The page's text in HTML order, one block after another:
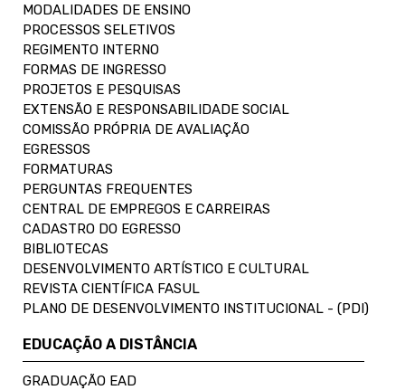
MODALIDADES DE ENSINO
PROCESSOS SELETIVOS
REGIMENTO INTERNO
FORMAS DE INGRESSO
PROJETOS E PESQUISAS
EXTENSÃO E RESPONSABILIDADE SOCIAL
COMISSÃO PRÓPRIA DE AVALIAÇÃO
EGRESSOS
FORMATURAS
PERGUNTAS FREQUENTES
CENTRAL DE EMPREGOS E CARREIRAS
CADASTRO DO EGRESSO
BIBLIOTECAS
DESENVOLVIMENTO ARTÍSTICO E CULTURAL
REVISTA CIENTÍFICA FASUL
PLANO DE DESENVOLVIMENTO INSTITUCIONAL - (PDI)
EDUCAÇÃO A DISTÂNCIA
GRADUAÇÃO EAD